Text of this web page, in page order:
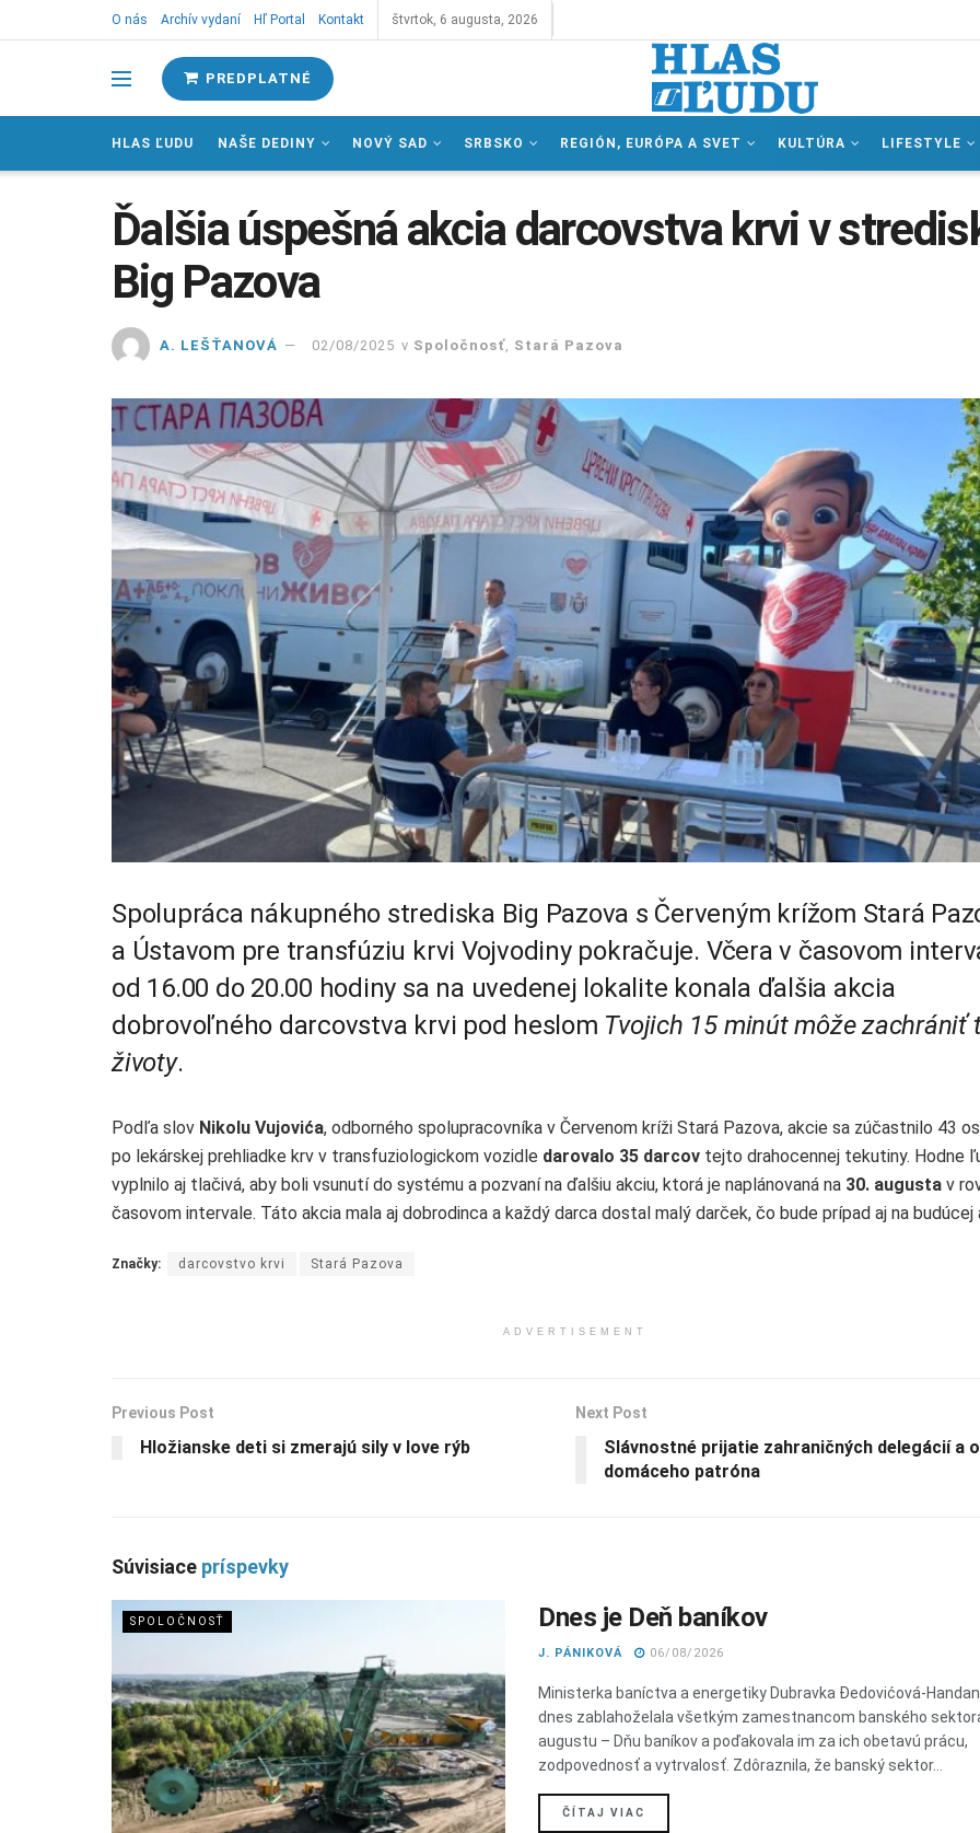
O nás Archív vydaní Hľ Portal Kontakt štvrtok, 6 augusta, 2026
PREDPLATNÉ
HLAS ĽUDU NAŠE DEDINY NOVÝ SAD SRBSKO REGIÓN, EURÓPA A SVET KULTÚRA LIFESTYLE
Ďalšia úspešná akcia darcovstva krvi v
Big Pazova
A. LEŠŤANOVÁ 02/08/2025 v Spoločnosť Stará Pazova
Spolupráca nákupného strediska Big Pazova s Červeným krížom Stará
a Ústavom pre transfúziu krvi Vojvodiny pokračuje. Včera v časovom
od 16.00 do 20.00 hodiny sa na uvedenej lokalite konala ďalšia akcia
dobrovoľného darcovstva krvi pod heslom Tvojich 15 minút môže zachrániť
životy.
Podľa slov Nikolu Vujovića, odborného spolupracovníka v Červenom kríži Stará Pazova, akcie sa zúčastnilo 43
po lekárskej prehliadke krv v transfuziologickom vozidle darovalo 35 darcov tejto drahocennej tekutiny. Hodne
vyplnilo aj tlačivá, aby boli vsunutí do systému a pozvaní na ďalšiu akciu, ktorá je naplánovaná na 30. augusta v
časovom intervale. Táto akcia mala aj dobrodinca a každý darca dostal malý darček, čo bude prípad aj na budúcej
Značky: darcovstvo krvi Stará Pazova
ADVERTISEMENT
Previous Post
Hložianske deti si zmerajú sily v love rýb
Next Post
Slávnostné prijatie zahraničných delegácií a
domáceho patróna
Súvisiace príspevky
SPOLOČNOSŤ Dnes je Deň baníkov
J. PÁNIKOVÁ 06/08/2026
Ministerka baníctva a energetiky Dubravka Đedovićová-
dnes zablahoželala všetkým zamestnancom banského
augustu – Dňu baníkov a poďakovala im za ich obetavú prácu,
zodpovednosť a vytrvalosť. Zdôraznila, že banský sektor...
ČÍTAJ VIAC